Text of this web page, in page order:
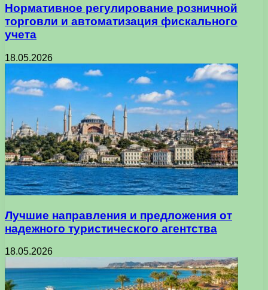
Нормативное регулирование розничной
торговли и автоматизация фискального
учета
18.05.2026
Лучшие направления и предложения от
надежного туристического агентства
18.05.2026